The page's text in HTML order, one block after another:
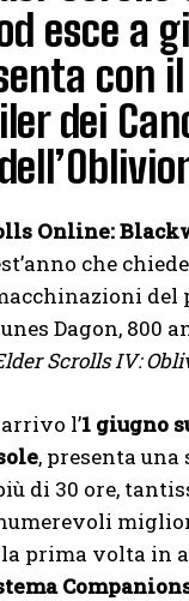
esce a
con
dei
Online:
che
del
Dagon, 800
Scrolls IV:
l’1 giugno
, presenta una
di 30 ore,
prima volta in